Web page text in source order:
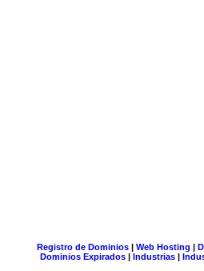
Registro de Dominios| Web Hosting |
Dominios Expirados | Industrias |